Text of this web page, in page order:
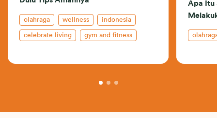
olahraga wellness indonesia
celebrate living gym and fitness
Apa Itu